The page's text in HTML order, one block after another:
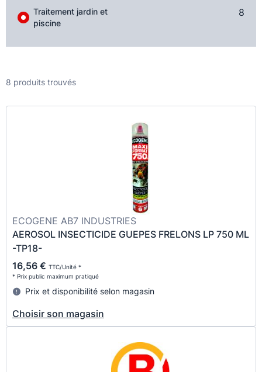
Traitement jardin et
piscine
8
8 produits trouvés
ECOGENE AB7 INDUSTRIES
AEROSOL INSECTICIDE GUEPES FRELONS LP 750 ML
-TP18-
16,56 € TTC/Unité *
* Prix public maximum pratiqué
Prix et disponibilité selon magasin
Choisir son magasin